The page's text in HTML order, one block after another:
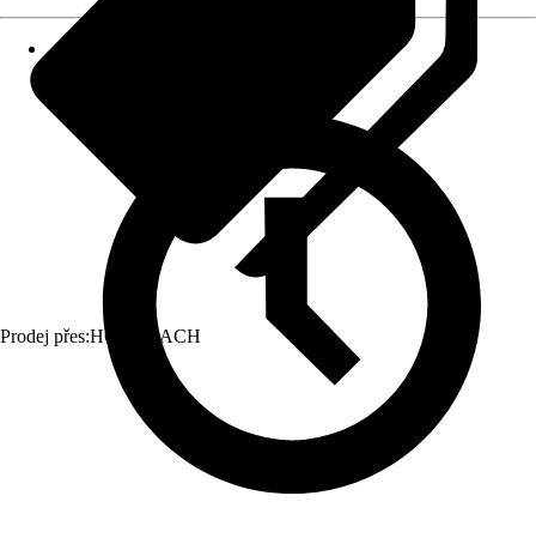
Prodej přes:HORNBACH